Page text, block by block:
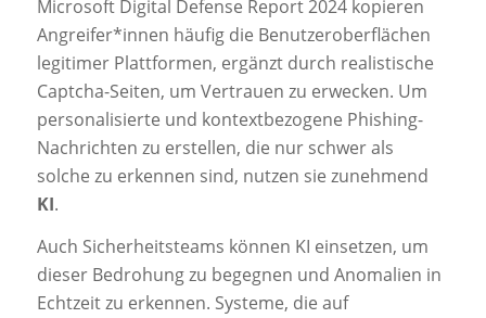
Microsoft Digital Defense Report 2024 kopieren
Angreifer*innen häufig die Benutzeroberflächen
legitimer Plattformen, ergänzt durch realistische
Captcha-Seiten, um Vertrauen zu erwecken. Um
personalisierte und kontextbezogene Phishing-
Nachrichten zu erstellen, die nur schwer als
solche zu erkennen sind, nutzen sie zunehmend
KI.
Auch Sicherheitsteams können KI einsetzen, um
dieser Bedrohung zu begegnen und Anomalien in
Echtzeit zu erkennen. Systeme, die auf